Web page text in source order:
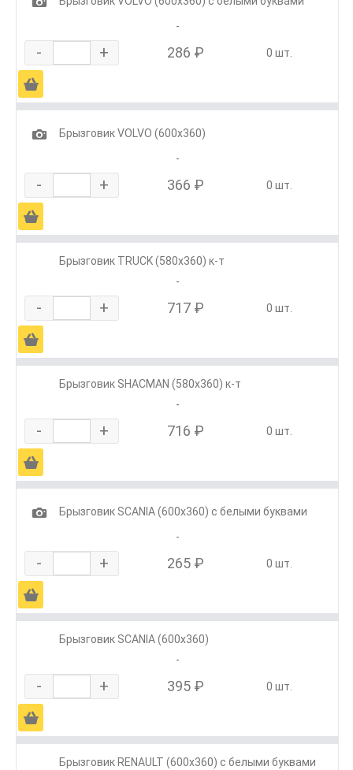
-
- + 286 ₽ 0 шт.
Ä
1
Брызговик VOLVO (600х360)
-
- + 366 ₽ 0 шт.
Ä
Брызговик TRUCK (580х360) к-т
-
- + 717 ₽ 0 шт.
Ä
Брызговик SHACMAN (580х360) к-т
-
- + 716 ₽ 0 шт.
Ä
1
Брызговик SCANIA (600х360) с белыми буквами
-
- + 265 ₽ 0 шт.
Ä
Брызговик SCANIA (600х360)
-
- + 395 ₽ 0 шт.
Ä
Брызговик RENAULT (600х360) с белыми буквами